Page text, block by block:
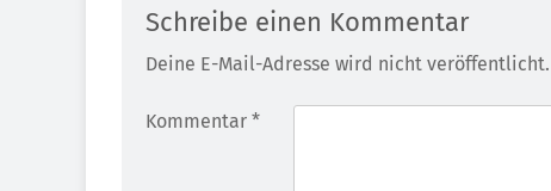
Schreibe einen Kommentar
Deine E-Mail-Adresse wird nicht veröffentlicht.
Kommentar *